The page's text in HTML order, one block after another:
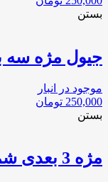
بستن
جیول مژه سه
موجود در انبار
250,000 تومان
بستن
مژه 3 بعدی شماره 21 سوفیا